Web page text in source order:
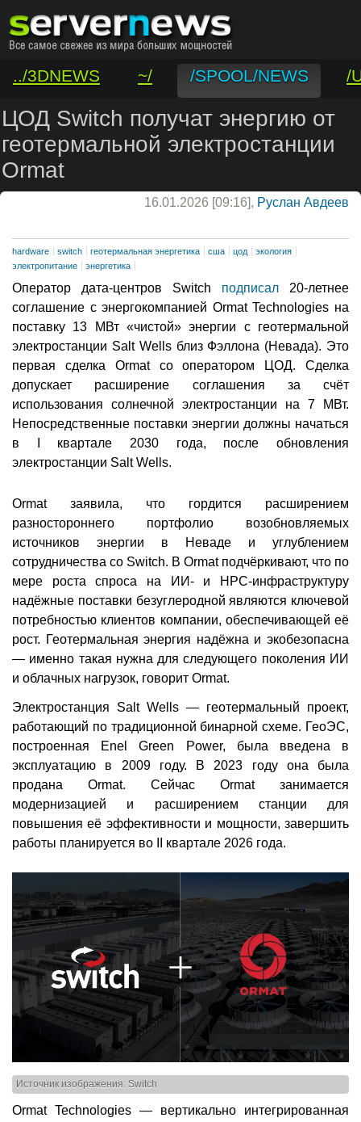
../3DNEWS ~/ /SPOOL/NEWS
/
/VAR/CONTACT
ЦОД Switch получат энергию от
геотермальной электростанции
Ormat
16.01.2026 [09:16], Руслан Авдеев
hardware switch геотермальная энергетика сша цод
экология
электропитание
энергетика
Оператор дата-центров Switch подписал 20-летнее
соглашение с энергокомпанией Ormat Technologies на
поставку 13 МВт «чистой» энергии с геотермальной
электростанции Salt Wells близ Фэллона (Невада). Это
первая сделка Ormat со оператором ЦОД. Сделка
допускает расширение соглашения за счёт
использования солнечной электростанции на 7 МВт.
Непосредственные поставки энергии должны начаться
в I квартале 2030 года, после обновления
электростанции Salt Wells.
Ormat заявила, что гордится расширением
разностороннего портфолио возобновляемых
источников энергии в Неваде и углублением
сотрудничества со Switch. В Ormat подчёркивают, что по
мере роста спроса на ИИ- и HPC-инфраструктуру
надёжные поставки безуглеродной являются ключевой
потребностью клиентов компании, обеспечивающей её
рост. Геотермальная энергия надёжна и экобезопасна
— именно такая нужна для следующего поколения ИИ
и облачных нагрузок, говорит Ormat.
Электростанция Salt Wells — геотермальный проект,
работающий по традиционной бинарной схеме. ГеоЭС,
построенная Enel Green Power, была введена в
эксплуатацию в 2009 году. В 2023 году она была
продана Ormat. Сейчас Ormat занимается
модернизацией и расширением станции для
повышения её эффективности и мощности, завершить
работы планируется во II квартале 2026 года.
Источник изображения: Switch
Ormat Technologies — вертикально интегрированная